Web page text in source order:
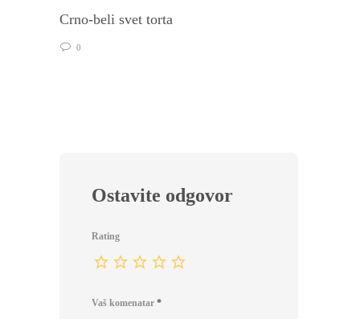
Crno-beli svet torta
0
Ostavite odgovor
Rating
Vaš komenatar *